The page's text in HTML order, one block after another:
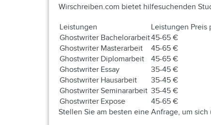
Wirschreiben.com bietet hilfesuchenden
Leistungen Leistungen Preis
Ghostwriter Bachelorarbeit45-65 €
Ghostwriter Masterarbeit
45-65 €
Ghostwriter Diplomarbeit
45-65 €
Ghostwriter Essay
35-45 €
Ghostwriter Hausarbeit
35-45 €
Ghostwriter Seminararbeit 35-45 €
Ghostwriter Expose
45-65 €
Stellen Sie am besten eine Anfrage, um